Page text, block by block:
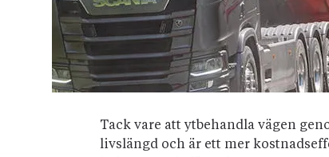
Tack vare att ytbehandla vägen
livslängd och är ett mer